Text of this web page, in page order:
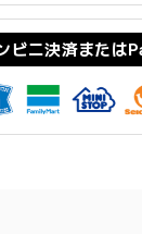
ビニ決済または